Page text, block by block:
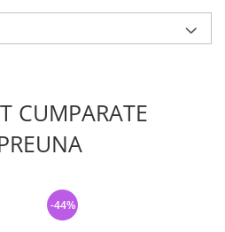
CUMPARATE
-44%